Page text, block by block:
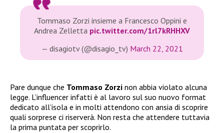
Tommaso Zorzi insieme a Francesco Oppini e
Andrea Zelletta pic.twitter.com/1rl7kRHHXV
— disagiotv (@disagio_tv) March 22, 2021
Pare dunque che Tommaso Zorzi non abbia violato alcuna
legge. L’influencer infatti è al lavoro sul suo nuovo format
dedicato all’isola e in molti attendono con ansia di scoprire
quali sorprese ci riserverà. Non resta che attendere tuttavia
la prima puntata per scoprirlo.